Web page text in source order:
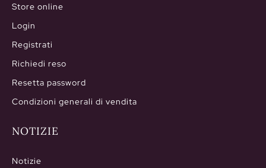
Store online
Login
Registrati
Richiedi reso
Resetta password
Condizioni generali di vendita
NOTIZIE
Notizie